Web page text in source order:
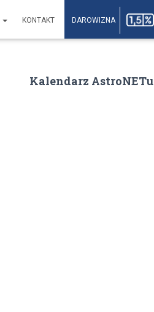
KONTAKT DAROWIZNA
Kalendarz AstroNETu